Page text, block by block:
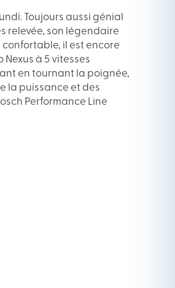
Toujours aussi génial
relevée, son légendaire
il est encore
à 5 vitesses
en tournant la poignée,
la puissance et des
Performance Line